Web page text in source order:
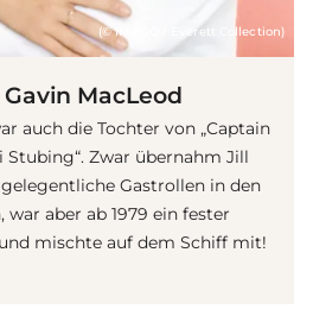
(© IMAGO / Everett Collection)
MacLeod
auch die Tochter von „Captain
Stubing“. Zwar übernahm Jill
Gastrollen in den
aber ab 1979 ein fester
und mischte auf dem Schiff mit!